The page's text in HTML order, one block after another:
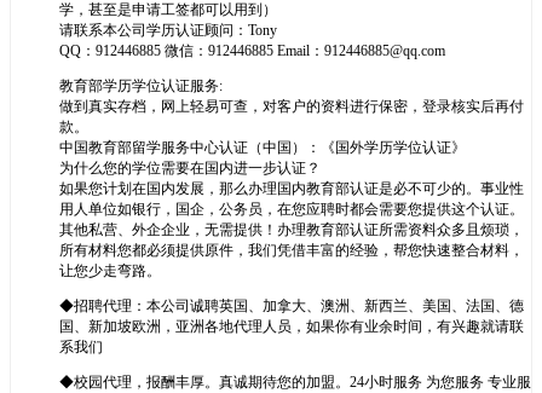
学，甚至是申请工签都可以用到）
请联系本公司学历认证顾问：Tony
QQ：912446885 微信：912446885 Email：912446885@qq.com
教育部学历学位认证服务:
做到真实存档，网上轻易可查，对客户的资料进行保密，登录核实后再付
款。
中国教育部留学服务中心认证（中国）：《国外学历学位认证》
为什么您的学位需要在国内进一步认证？
如果您计划在国内发展，那么办理国内教育部认证是必不可少的。事业性
用人单位如银行，国企，公务员，在您应聘时都会需要您提供这个认证。
其他私营、外企企业，无需提供！办理教育部认证所需资料众多且烦琐，
所有材料您都必须提供原件，我们凭借丰富的经验，帮您快速整合材料，
让您少走弯路。
◆招聘代理：本公司诚聘英国、加拿大、澳洲、新西兰、美国、法国、德
国、新加坡欧洲，亚洲各地代理人员，如果你有业余时间，有兴趣就请联
系我们
◆校园代理，报酬丰厚。真诚期待您的加盟。24小时服务 为您服务 专业服